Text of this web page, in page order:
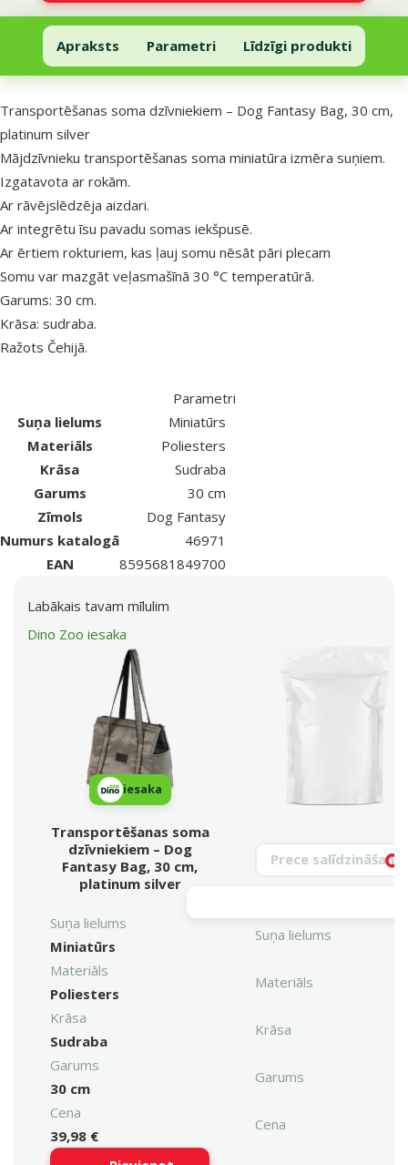
Transportēšanas soma dzīvniekiem – Dog Fantasy Bag, 30 cm,
Pievienot grozam
Apraksts Parametri Līdzīgi produkti
Uz lapas sākumu
superzoo.product.detail.content
Transportēšanas soma dzīvniekiem – Dog Fantasy Bag, 30 cm,
platinum silver
Mājdzīvnieku transportēšanas soma miniatūra izmēra suņiem.
Izgatavota ar rokām.
Ar rāvējslēdzēja aizdari.
Ar integrētu īsu pavadu somas iekšpusē.
Ar ērtiem rokturiem, kas ļauj somu nēsāt pāri plecam
Somu var mazgāt veļasmašīnā 30 °C temperatūrā.
Garums: 30 cm.
Krāsa: sudraba.
Ražots Čehijā.
Parametri
Suņa lielums
Miniatūrs
Materiāls
Poliesters
Krāsa
Sudraba
Garums
30 cm
Zīmols
Dog Fantasy
Numurs katalogā
46971
EAN
8595681849700
Labākais tavam mīlulim
Dino Zoo iesaka
iesaka
Transportēšanas soma
dzīvniekiem – Dog
Fantasy Bag, 30 cm,
platinum silver
Meklēt produktu
Suņa lielums
Miniatūrs
Suņa lielums
Materiāls
Poliesters
Materiāls
Krāsa
Sudraba
Krāsa
Garums
30 cm
Garums
Cena
39,98 €
Cena